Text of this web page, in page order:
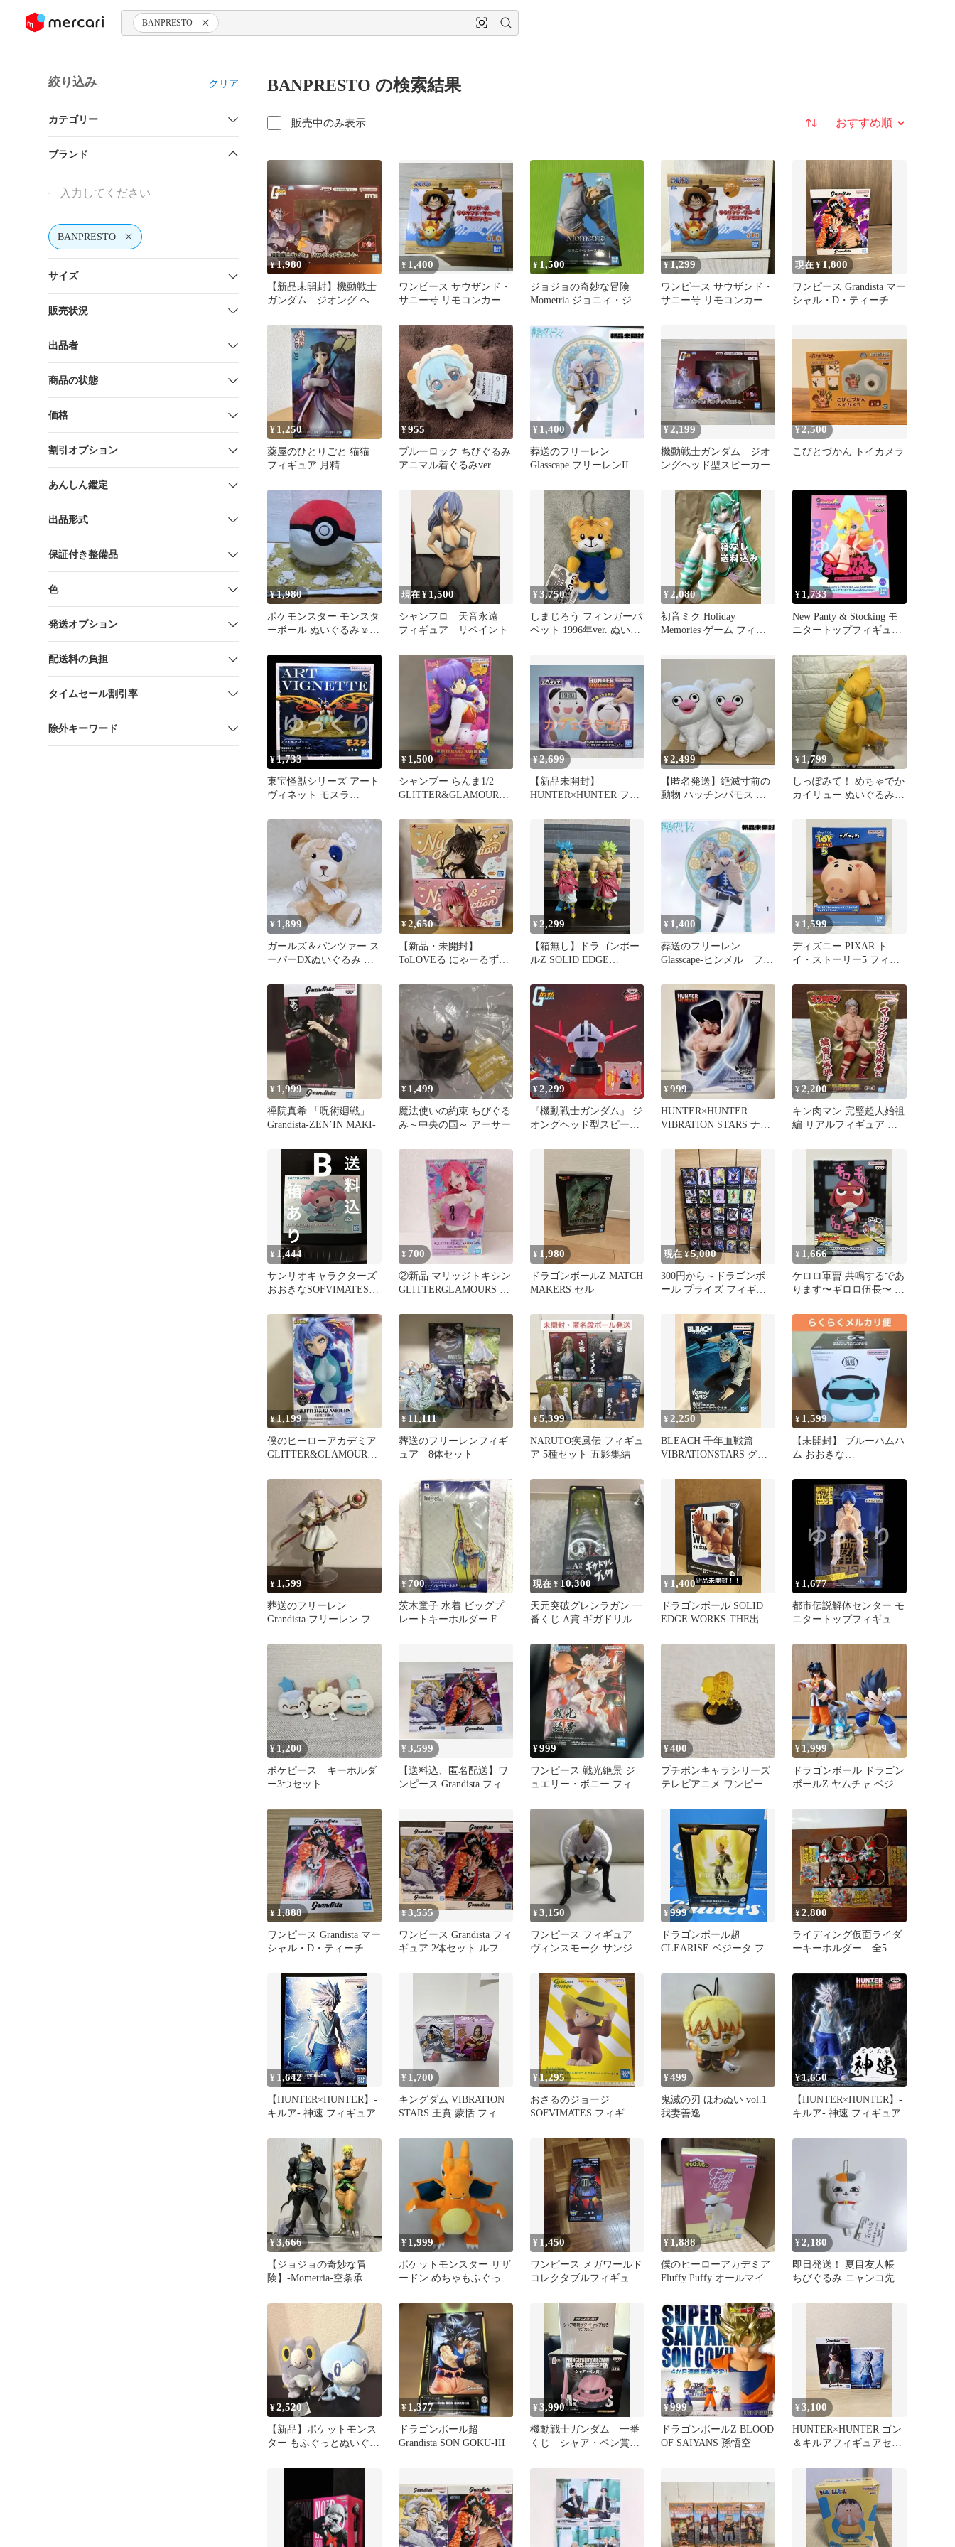
ツにスキップ BANPRESTO
絞り込み クリア
カテゴリー
ブランド
BANPRESTO
サイズ
販売状況
出品者
商品の状態
価格
割引オプション
あんしん鑑定
出品形式
保証付き整備品
色
発送オプション
配送料の負担
タイムセール割引率
除外キーワード
BANPRESTO の検索結果
販売中のみ表示 並び替え
¥1,980
【新品未開封】機動戦士
ガンダム ジオング ヘッ
¥ 1,400
ワンピース サウザンド・
サニー号 リモコンカー
¥ 1,500
ジョジョの奇妙な冒険
Mometria ジョニィ・ジョ
¥1,299
ワンピース サウザンド・
サニー号 リモコンカー
現在 ¥1,800
ワンピース Grandista マー
シャル・D・ティーチ
¥ 1,250
薬屋のひとりごと 猫猫
フィギュア 月精
¥955
ブルーロック ちびぐるみ
アニマル着ぐるみver. 氷
¥ 1,400
葬送のフリーレン
Glasscape フリーレンII フ
¥ 2,199
機動戦士ガンダム ジオ
ングヘッド型スピーカー
¥ 2,500
こびとづかん トイカメラ
¥1,980
ポケモンスター モンスタ
ーボール ぬいぐるみ☺大
癒し系♥
現在 ¥ 1,500
シャンフロ 天音永遠
フィギュア リペイント
¥3,750
しまじろう フィンガーパ
ペット 1996年ver. ぬいぐ
¥ 2,080
初音ミク Holiday
Memories ゲーム フィギ
¥ 1,733
New Panty & Stocking モ
ニタートップフィギュア
¥1,733
東宝怪獣シリーズ アート
ヴィネット モスラ
¥ 1,500
シャンプー らんま1/2
GLITTER&GLAMOURS-
¥2,699
【新品未開封】
HUNTER×HUNTER フィ
ン 貯金箱
¥2,499
【匿名発送】絶滅寸前の
動物 ハッチンパモス め
み
¥ 1,799
しっぽみて！ めちゃでか
カイリュー ぬいぐるみ
¥ 1,899
ガールズ＆パンツァー ス
ーパーDXぬいぐるみ ボ
レスト
¥2,650
【新品・未開封】
ToLOVEる にゃーるずこ
柑2種
¥ 2,299
【箱無し】ドラゴンボー
ルZ SOLID EDGE
ト
¥ 1,400
葬送のフリーレン
Glasscape-ヒンメル フィ
¥ 1,599
ディズニー PIXAR ト
イ・ストーリー5 フィグ
¥ 1,999
禪院真希 「呪術廻戦」
Grandista-ZEN’IN MAKI-
¥ 1,499
魔法使いの約束 ちびぐる
み～中央の国～ アーサー
¥2,299
『機動戦士ガンダム』 ジ
オングヘッド型スピーカ
¥999
HUNTER×HUNTER
VIBRATION STARS ナッ
¥2,200
キン肉マン 完璧超人始祖
編 リアルフィギュア テ
¥ 1,444
サンリオキャラクターズ
おおきなSOFVIMATES
¥ 700
②新品 マリッジトキシン
GLITTERGLAMOURS 嵐
¥ 1,980
ドラゴンボールZ MATCH
MAKERS セル
現在 ¥5,000
300円から～ドラゴンボ
ール プライズ フィギュ
¥ 1,666
ケロロ軍曹 共鳴するであ
ります〜ギロロ伍長〜 フ
¥1,199
僕のヒーローアカデミア
GLITTER&GLAMOURS
¥11,111
葬送のフリーレンフィギ
ュア 8体セット
¥5,399
NARUTO疾風伝 フィギュ
ア 5種セット 五影集結
¥ 2,250
BLEACH 千年血戦篇
VIBRATIONSTARS グリ
¥ 1,599
【未開封】 ブルーハムハ
ム おおきな
ス フィギュア
¥ 1,599
葬送のフリーレン
Grandista フリーレン フィ
し
¥700
茨木童子 水着 ビッグプ
レートキーホルダー FGO
現在 ¥ 10,300
天元突破グレンラガン 一
番くじ A賞 ギガドリルブ
¥ 1,400
ドラゴンボール SOLID
EDGE WORKS-THE出陣-
¥ 1,677
都市伝説解体センター モ
ニタートップフィギュア
¥1,200
ポケピース キーホルダ
ー3つセット
¥3,599
【送料込、匿名配送】ワ
ンピース Grandista フィギ
¥999
ワンピース 戦光絶景 ジ
ュエリー・ボニー フィギ
¥400
プチポンキャラシリーズ
テレビアニメ ワンピース
¥1,999
ドラゴンボール ドラゴン
ボールZ ヤムチャ ベジー
¥ 1,888
ワンピース Grandista マー
シャル・D・ティーチ フ
¥3,555
ワンピース Grandista フィ
ギュア 2体セット ルフィ
¥3,150
ワンピース フィギュア
ヴィンスモーク サンジ
¥999
ドラゴンボール超
CLEARISE ベジータ フィ
¥2,800
ライディング仮面ライダ
ーキーホルダー 全5種
¥ 1,642
【HUNTER×HUNTER】-
キルア- 神速 フィギュア
¥ 1,700
キングダム VIBRATION
STARS 王賁 蒙恬 フィギ
¥1,295
おさるのジョージ
SOFVIMATES フィギュ
¥499
鬼滅の刃 ほわぬい vol.1
我妻善逸
¥1,650
【HUNTER×HUNTER】-
キルア- 神速 フィギュア
¥3,666
【ジョジョの奇妙な冒
険】-Mometria-空条承太
¥ 1,999
ポケットモンスター リザ
ードン めちゃもふぐっと
¥ 1,450
ワンピース メガワールド
コレクタブルフィギュア
¥ 1,888
僕のヒーローアカデミア
Fluffy Puffy オールマイゴ
¥2,180
即日発送！ 夏目友人帳
ちびぐるみ ニャンコ先生
¥2,520
【新品】ポケットモンス
ター もふぐっとぬいぐる
ポケモン
¥ 1,377
ドラゴンボール超
Grandista SON GOKU-III
¥3,990
機動戦士ガンダム 一番
くじ シャア・ペン賞
ザクマグカップ
¥999
ドラゴンボールZ BLOOD
OF SAIYANS 孫悟空
¥3,100
HUNTER×HUNTER ゴン
＆キルアフィギュアセッ